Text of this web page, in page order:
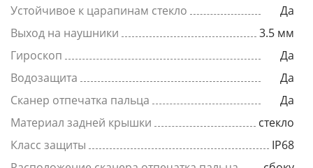
Устойчивое к царапинам стекло
Да
Выход на наушники
3.5 мм
Гироскоп
Да
Водозащита
Да
Сканер отпечатка пальца
Да
Материал задней крышки
стекло
Класс защиты
IP68